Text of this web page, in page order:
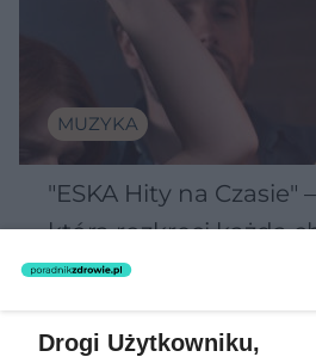
MUZYKA
"ESKA Hity na Czasie"
która rozkręci każdą
Drogi Użytkowniku,